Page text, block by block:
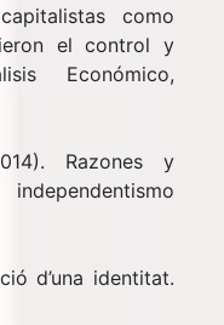
como
el control y
Económico,
Razones y
d’una identitat.